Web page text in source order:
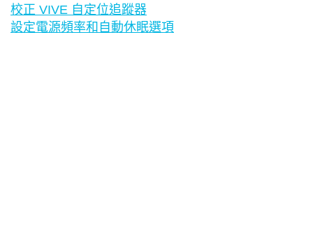
校正 VIVE 自定位追蹤器
設定電源頻率和自動休眠選項